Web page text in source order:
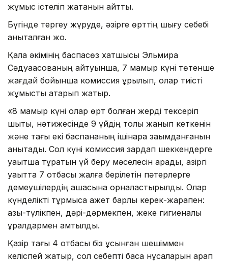
жұмыс істеліп жатқанын айтты.
Бүгінде тергеу жүруде, әзірге өрттің шығу себебі
анықталған жоқ.
Қала әкімінің баспасөз хатшысы Эльмира
Сәдуақасованың айтуынша, 7 мамыр күні төтенше
жағдай бойынша комиссия құрылып, олар тиісті
жұмысты атқарып жатыр.
«8 мамыр күні олар өрт болған жерді тексеріп
шықты, нәтижесінде 9 үйдің толық жанып кеткенін
және тағы екі баспананың ішінара зақымданғанын
анықтады. Сол күні комиссия зардап шеккендерге
уақытша тұратын үй беру мәселесін қарады, қазіргі
уақытта 7 отбасы жалға берілетін пәтерлерге
демеушілердің ақшасына орналастырылды. Олар
күнделікті тұрмысқа қажет барлық керек-жарақпен:
азық-түлікпен, дәрі-дәрмекпен, жеке гигиеналық
құралдармен қамтылды.
Қазір тағы 4 отбасы біз ұсынған шешіммен
келіспей жатыр, сол себепті басқа нұсқаларын қарап